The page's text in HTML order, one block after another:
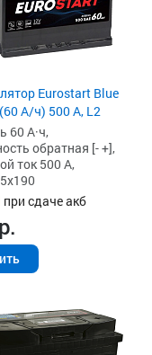
Eurostart Blue
А/ч) 500 А, L2
60 А·ч,
обратная [- +],
ток 500 А,
при сдаче акб
р.